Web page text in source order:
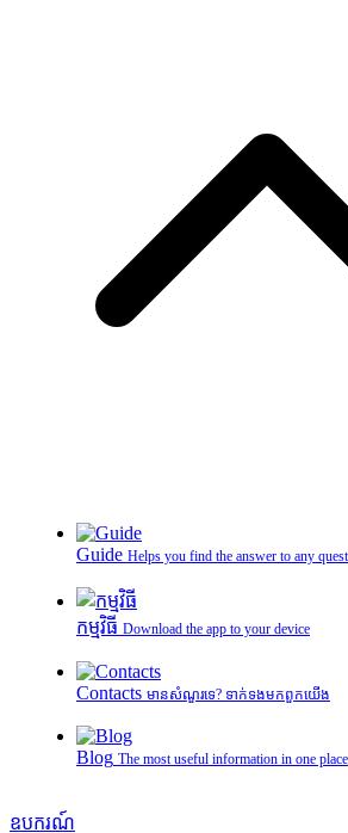
Guide Helps you find the answer to any
កម្មវិធី Download the app to your device
Contacts មានសំណួរទេ? ទាក់ទងមកពួកយើង
Blog The most useful information in one place
ឧបករណ៍